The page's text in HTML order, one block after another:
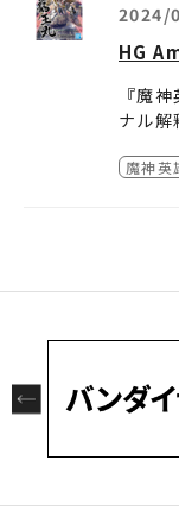
▼商
2024/
HG
『魔
ナル解
高頭身
■額
■グロ
を表現
ナルデ
再現。
商品
GN 龍
em/
サイ
発売
魔神英